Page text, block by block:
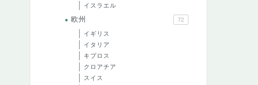
イスラエル
欧州 72
イギリス
イタリア
キプロス
クロアチア
スイス